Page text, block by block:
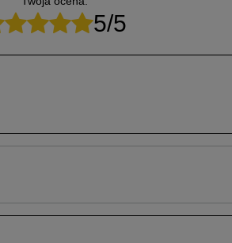
5/5